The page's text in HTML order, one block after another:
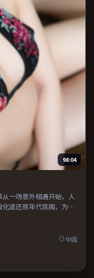
98:04
一场意外相遇开始，人
道还原年代氛围，为人
中国